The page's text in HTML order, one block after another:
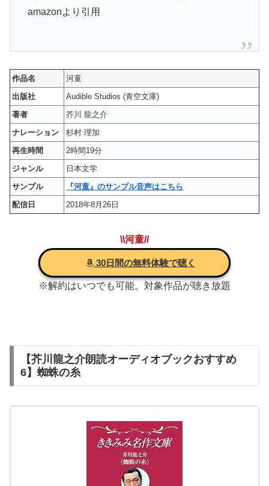
amazonより引用
作品名
河童
出版社
Audible Studios (青空文庫)
著者
芥川 龍之介
ナレーション
杉村 理加
再生時間
2時間19分
ジャンル
日本文学
サンプル
『河童』のサンプル音声はこちら
配信日
2018年8月26日
\\河童//
30日間の無料体験で聴く
※解約はいつでも可能。対象作品が聴き放題
【芥川龍之介朗読オーディオブックおすすめ
6】蜘蛛の糸